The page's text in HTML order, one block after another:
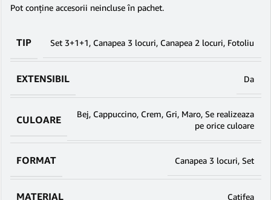
Pot conține accesorii neincluse în pachet.
TIP Set 3+1+1, Canapea 3 locuri, Canapea 2 locuri, Fotoliu
EXTENSIBIL Da
CULOARE Bej, Cappuccino, Crem, Gri, Maro, Se realizeaza
pe orice culoare
FORMAT Canapea 3 locuri, Set
MATERIAL Catifea